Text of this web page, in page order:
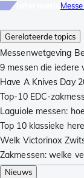
Gerelateerde topics
Messenwetgeving
9 messen die iedere
Have A Knives Day
Top-10 EDC-
Laguiole messen:
Top 10 klassieke
Welk Victorinox
Zakmessen: welke
Nieuws